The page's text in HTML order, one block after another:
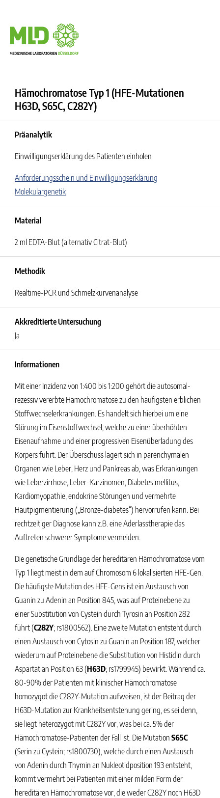
Hämochromatose Typ 1 (HFE-Mutationen
H63D, S65C, C282Y)
Präanalytik
Einwilligungserklärung des Patienten einholen
Anforderungsschein und Einwilligungserklärung
Molekulargenetik
Material
2 ml EDTA-Blut (alternativ Citrat-Blut)
Methodik
Realtime-PCR und Schmelzkurvenanalyse
Akkreditierte Untersuchung
Ja
Informationen
Mit einer Inzidenz von 1:400 bis 1:200 gehört die autosomal-
rezessiv vererbte Hämochromatose zu den häufigsten erblichen
Stoffwechselerkrankungen. Es handelt sich hierbei um eine
Störung im Eisenstoffwechsel, welche zu einer überhöhten
Eisenaufnahme und einer progressiven Eisenüberladung des
Körpers führt. Der Überschuss lagert sich in parenchymalen
Organen wie Leber, Herz und Pankreas ab, was Erkrankungen
wie Leberzirrhose, Leber-Karzinomen, Diabetes mellitus,
Kardiomyopathie, endokrine Störungen und vermehrte
Hautpigmentierung („Bronze-diabetes“) hervorrufen kann. Bei
rechtzeitiger Diagnose kann z.B. eine Aderlasstherapie das
Auftreten schwerer Symptome vermeiden.
Die genetische Grundlage der hereditären Hämochromatose vom
Typ 1 liegt meist in dem auf Chromosom 6 lokalisierten HFE-Gen.
Die häufigste Mutation des HFE-Gens ist ein Austausch von
Guanin zu Adenin an Position 845, was auf Proteinebene zu
einer Substitution von Cystein durch Tyrosin an Position 282
führt (C282Y; rs1800562). Eine zweite Mutation entsteht durch
einen Austausch von Cytosin zu Guanin an Position 187, welcher
wiederum auf Proteinebene die Substitution von Histidin durch
Aspartat an Position 63 (H63D; rs1799945) bewirkt. Während ca.
80-90% der Patienten mit klinischer Hämochromatose
homozygot die C282Y-Mutation aufweisen, ist der Beitrag der
H63D-Mutation zur Krankheitsentstehung gering, es sei denn,
sie liegt heterozygot mit C282Y vor, was bei ca. 5% der
Hämochromatose-Patienten der Fall ist. Die Mutation S65C
(Serin zu Cystein; rs1800730), welche durch einen Austausch
von Adenin durch Thymin an Nukleotidposition 193 entsteht,
kommt vermehrt bei Patienten mit einer milden Form der
hereditären Hämochromatose vor, die weder C282Y noch H63D